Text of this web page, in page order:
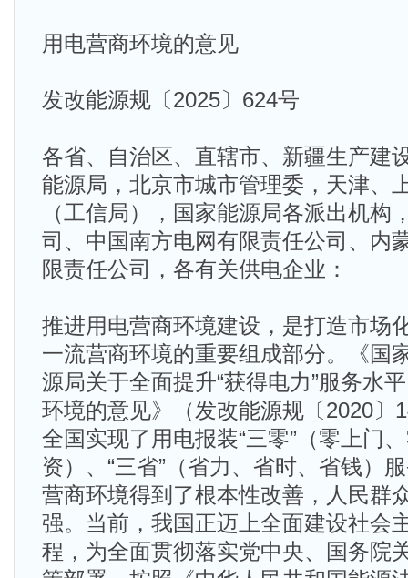
用电营商环境的意见
发改能源规〔2025〕624号
各省、自治区、直辖市、新疆生产建
能源局，北京市城市管理委，天津、
（工信局），国家能源局各派出机构
司、中国南方电网有限责任公司、内
限责任公司，各有关供电企业：
推进用电营商环境建设，是打造市场
一流营商环境的重要组成部分。《国
源局关于全面提升“获得电力”服务水
环境的意见》（发改能源规〔2020〕
全国实现了用电报装“三零”（零上门
资）、“三省”（省力、省时、省钱）
营商环境得到了根本性改善，人民群
强。当前，我国正迈上全面建设社会
程，为全面贯彻落实党中央、国务院